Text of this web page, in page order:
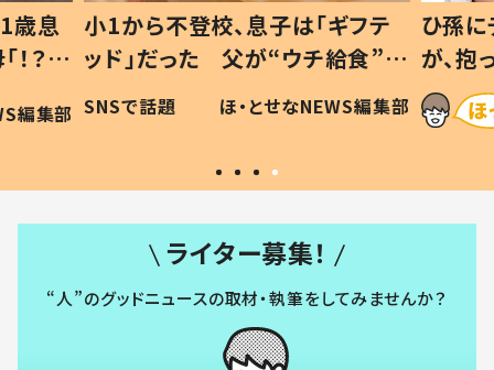
歳息
？」
編集部
小1から不登校、息子は「ギフテ
ッド」だった 父が“ウチ給食”を
作り続ける理由とは #令和の親
#令和の子
SNSで話題 ほ・とせなNEWS編集部
ひ孫
が、
「涙が
い」
ライター募集！
“人”のグッドニュースの取材・執筆をしてみませんか？